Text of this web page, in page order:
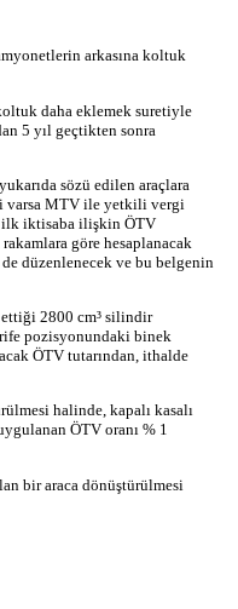
arkasına koltuk
daha eklemek suretiyle
5 yıl geçtikten sonra
sözü edilen araçlara
varsa MTV ile yetkili vergi
ilk iktisaba ilişkin ÖTV
göre hesaplanacak
de düzenlenecek ve bu belgenin
ettiği 2800 cm³ silindir
pozisyonundaki binek
ÖTV tutarından, ithalde
halinde, kapalı kasalı
ÖTV oranı % 1
bir araca dönüştürülmesi